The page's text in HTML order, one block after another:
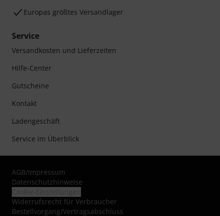
Europas größtes Versandlager
Service
Versandkosten und Lieferzeiten
Hilfe-Center
Gutscheine
Kontakt
Ladengeschäft
Service im Überblick
AGB/Impressum
Datenschutzhinweise
Widerrufsrecht für Verbraucher
Bestellvorgang/Vertragsabschluss